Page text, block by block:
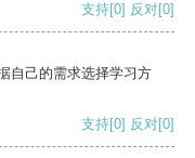
支持[0] 反对[0]
自己的需求选择学习方
支持[0] 反对[0]